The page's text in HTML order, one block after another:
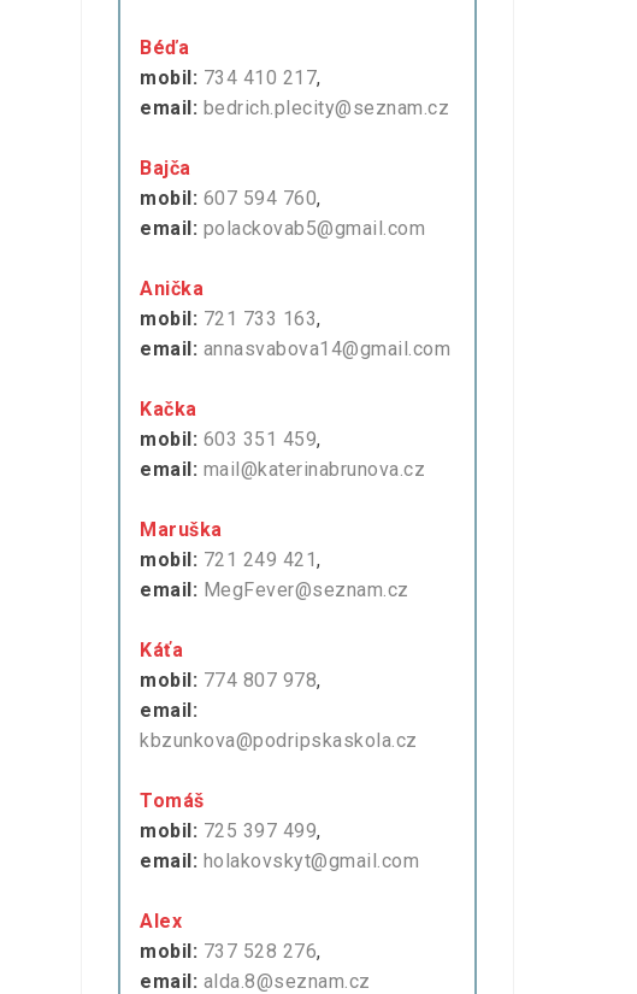
Béďa
mobil: 734 410 217,
email: bedrich.plecity@seznam.cz
Bajča
mobil: 607 594 760,
email: polackovab5@gmail.com
Anička
mobil: 721 733 163,
email: annasvabova14@gmail.com
Kačka
mobil: 603 351 459,
email: mail@katerinabrunova.cz
Maruška
mobil: 721 249 421,
email: MegFever@seznam.cz
Káťa
mobil: 774 807 978,
email:
kbzunkova@podripskaskola.cz
Tomáš
mobil: 725 397 499,
email: holakovskyt@gmail.com
Alex
mobil: 737 528 276,
email: alda.8@seznam.cz